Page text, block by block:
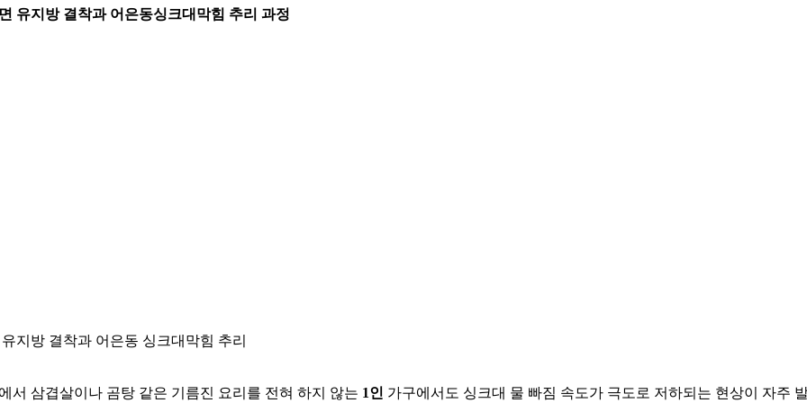
유지방 결착과 어은동싱크대막힘 추리 과정
지방 결착과 어은동 싱크대막힘 추리
서 삼겹살이나 곰탕 같은 기름진 요리를 전혀 하지 않는 1인 가구에서도 싱크대 물 빠짐 속도가 극도로 저하되는 현상이 자주